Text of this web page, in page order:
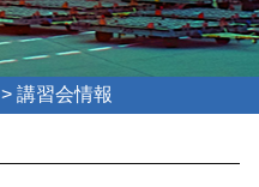
> 講習会情報